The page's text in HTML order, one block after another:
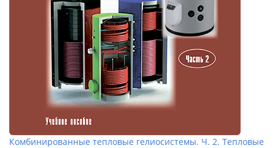
Комбинированные тепловые гелиосистемы. Ч. 2. Тепловые